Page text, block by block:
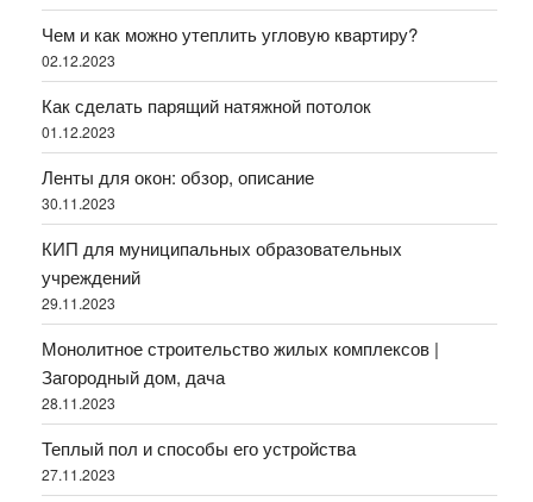
Чем и как можно утеплить угловую квартиру?
02.12.2023
Как сделать парящий натяжной потолок
01.12.2023
Ленты для окон: обзор, описание
30.11.2023
КИП для муниципальных образовательных
учреждений
29.11.2023
Монолитное строительство жилых комплексов |
Загородный дом, дача
28.11.2023
Теплый пол и способы его устройства
27.11.2023